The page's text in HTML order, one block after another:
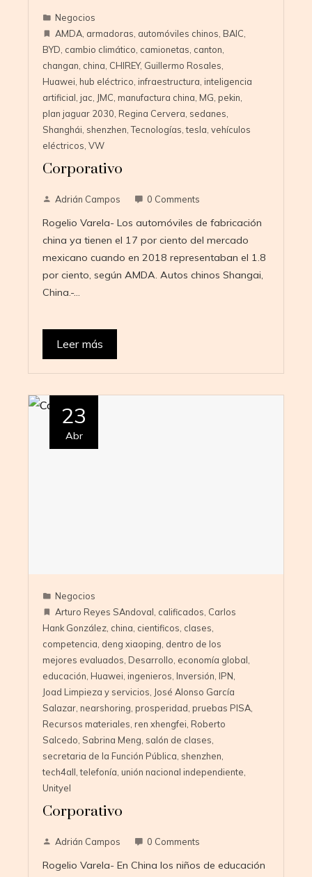
Negocios
AMDA, armadoras, automóviles chinos, BAIC,
BYD, cambio climático, camionetas, canton,
changan, china, CHIREY, Guillermo Rosales,
Huawei, hub eléctrico, infraestructura, inteligencia
artificial, jac, JMC, manufactura china, MG, pekin,
plan jaguar 2030, Regina Cervera, sedanes,
Shanghái, shenzhen,Tecnologías,tesla, vehículos
eléctricos, VW
Corporativo
Adrián Campos 0 Comments
Rogelio Varela- Los automóviles de fabricación
china ya tienen el 17 por ciento del mercado
mexicano cuando en 2018 representaban el 1.8
por ciento, según AMDA. Autos chinos Shangai,
China.-…
Leer más
23
Abr
Negocios
Arturo Reyes SAndoval calificados Carlos
Hank González china cientificos clases
competencia deng xiaoping dentro de los
mejores evaluados Desarrollo economía global
educación Huawei ingenieros Inversión IPN
Joad Limpieza y servicios José Alonso García
Salazar nearshoring prosperidad pruebas PISA
Recursos materiales ren xhengfei Roberto
Salcedo Sabrina Meng salón de clases
secretaria de la Función Pública shenzhen
tech4all ,telefonía unión nacional independiente
Unityel
Corporativo
Adrián Campos 0 Comments
Rogelio Varela- En China los niños de educación